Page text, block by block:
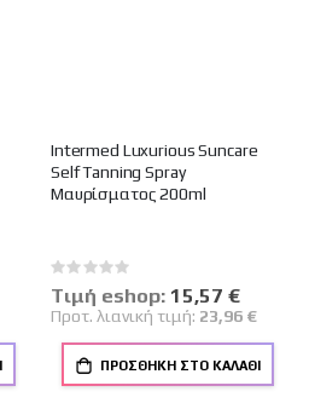
Intermed Luxurious Suncare
Self Tanning Spray
Μαυρίσματος 200ml
Rating:
0%
Tιμή eshop: Ειδική
Τιμή
15,57 €
Προτ. λιανική τιμή: 23,96 €
ΠΡΟΣΘΉΚΗ ΣΤΟ ΚΑΛΆΘΙ